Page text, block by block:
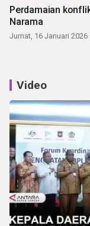
Perdamaian
Narama
Jumat, 16 Januari 2026
Video